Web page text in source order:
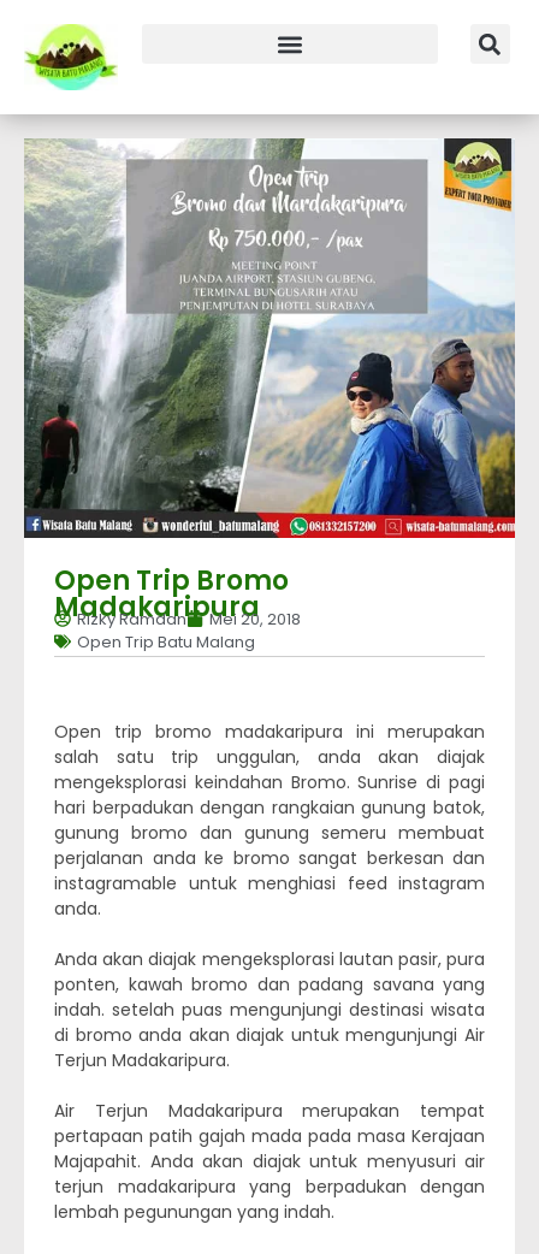
Open Trip Bromo
Madakaripura
Rizky Ramdan
Mei 20, 2018
Open Trip Batu Malang
Open trip bromo madakaripura ini merupakan
salah satu trip unggulan, anda akan diajak
mengeksplorasi keindahan Bromo. Sunrise di pagi
hari berpadukan dengan rangkaian gunung batok,
gunung bromo dan gunung semeru membuat
perjalanan anda ke bromo sangat berkesan dan
instagramable untuk menghiasi feed instagram
anda.
Anda akan diajak mengeksplorasi lautan pasir, pura
ponten, kawah bromo dan padang savana yang
indah. setelah puas mengunjungi destinasi wisata
di bromo anda akan diajak untuk mengunjungi Air
Terjun Madakaripura.
Air Terjun Madakaripura merupakan tempat
pertapaan patih gajah mada pada masa Kerajaan
Majapahit. Anda akan diajak untuk menyusuri air
terjun madakaripura yang berpadukan dengan
lembah pegunungan yang indah.